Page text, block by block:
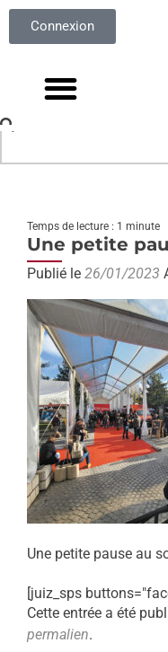
Connexion
Temps de lecture : 1 minute
Une petite
Publié le 26/01/2023
Une petite pause au
[juiz_sps
Cette entrée a été
permalien.